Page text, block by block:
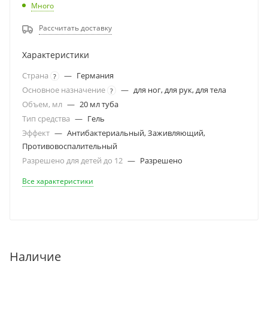
Много
Рассчитать доставку
Характеристики
Страна ? — Германия
Основное назначение ? — для ног, для рук, для тела
Объем, мл — 20 мл туба
Тип средства — Гель
Эффект — Антибактериальный, Заживляющий,
Противовоспалительный
Разрешено для детей до 12 — Разрешено
Все характеристики
Наличие